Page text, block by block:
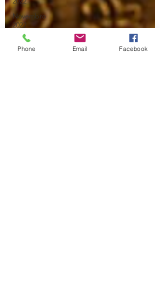
Novembro
2022
Outubro
2022
Phone Email Facebook